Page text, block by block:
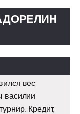
вес
василии
Кредит,